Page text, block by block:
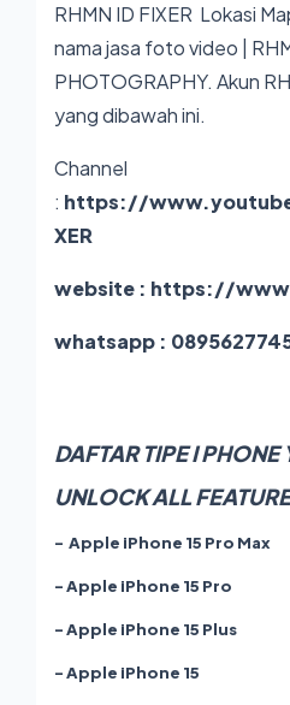
RHMN ID FIXER Lokasi
namajasa foto video |
PHOTOGRAPHY. Akun
yang dibawah ini.
Channel
: https://
XER
website : https://
whatsapp :
DAFTAR TIPE I PHONE
UNLOCK ALL
- Apple iPhone 15 Pro Max
- Apple iPhone 15 Pro
- Apple iPhone 15 Plus
- Apple iPhone 15